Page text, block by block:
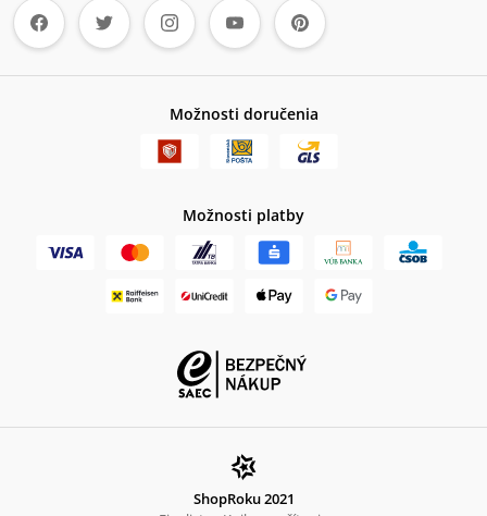
Možnosti doručenia
Možnosti platby
ShopRoku 2021